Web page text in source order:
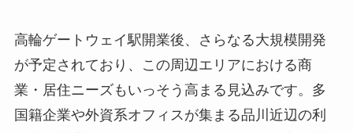
高輪ゲートウェイ駅開業後、さらなる大規模開発
が予定されており、この周辺エリアにおける商
業・居住ニーズもいっそう高まる見込みです。多
国籍企業や外資系オフィスが集まる品川近辺の利